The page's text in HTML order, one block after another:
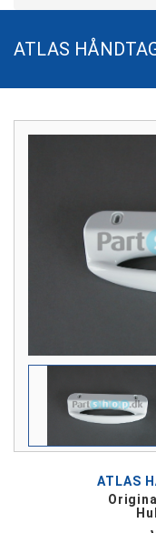
ATLAS
ATLAS